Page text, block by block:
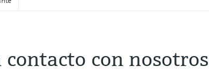
contacto con nosotros